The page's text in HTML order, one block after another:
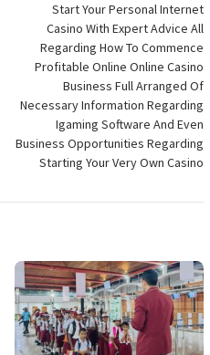
Start Your Personal Internet
Casino With Expert Advice All
Regarding How To Commence
Profitable Online Online Casino
Business Full Arranged Of
Necessary Information Regarding
Igaming Software And Even
Business Opportunities Regarding
Starting Your Very Own Casino